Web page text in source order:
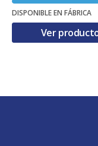
p
r
c
g
p
r
e
c
u
DISPONIBLE EN FÁBRICA
Ver